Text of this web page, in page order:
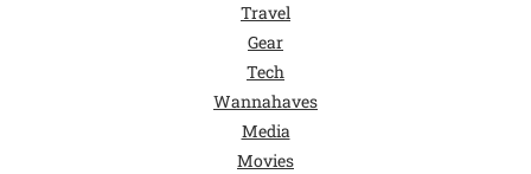
Travel
Gear
Tech
Wannahaves
Media
Movies